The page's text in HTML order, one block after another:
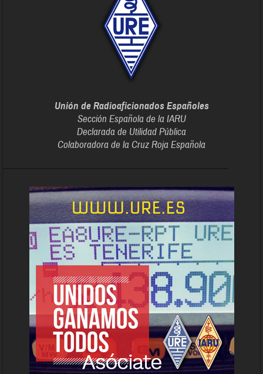
Unión de Radioaficionados Españoles
Sección Española de la IARU
Declarada de Utilidad Pública
Colaboradora de la Cruz Roja Española